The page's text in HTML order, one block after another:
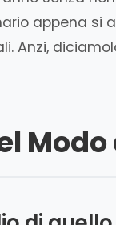
appena si
Anzi,